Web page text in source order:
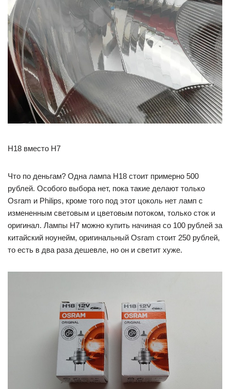
H18 вместо H7
Что по деньгам? Одна лампа H18 стоит примерно 500
рублей. Особого выбора нет, пока такие делают только
Osram и Philips, кроме того под этот цоколь нет ламп с
измененным световым и цветовым потоком, только сток и
оригинал. Лампы H7 можно купить начиная со 100 рублей за
китайский ноунейм, оригинальный Osram стоит 250 рублей,
то есть в два раза дешевле, но он и светит хуже.